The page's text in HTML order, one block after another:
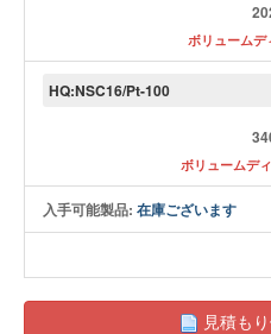
ボリュームデ
HQ:NSC16/Pt-100
ボリュームデ
入手可能製品: 在庫ございます
見積も